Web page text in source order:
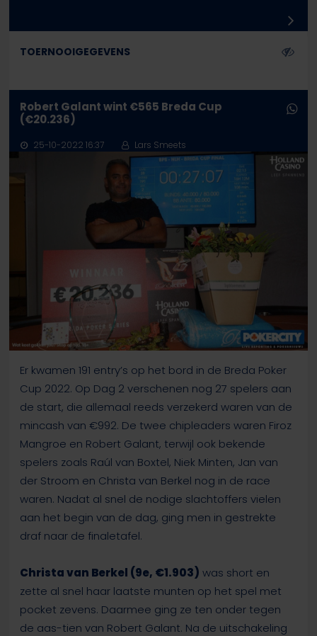
TOERNOOIGEGEVENS
Robert Galant wint €565 Breda Cup
(€20.236)
25-10-2022 16:37 Lars Smeets
Er kwamen 191 entry’s op het bord in de Breda Poker
Cup 2022. Op Dag 2 verschenen nog 27 spelers aan
de start, die allemaal reeds verzekerd waren van de
mincash van €992. De twee chipleaders waren Firoz
Mangroe en Robert Galant, terwijl ook bekende
spelers zoals Raúl van Boxtel, Niek Minten, Jan van
der Stroom en Christa van Berkel nog in de race
waren. Nadat al snel de nodige slachtoffers vielen
aan het begin van de dag, ging men in gestrekte
draf naar de finaletafel.
Christa van Berkel (9e, €1.903) was short en
zette al snel haar laatste munten op het spel met
pocket zevens. Daarmee ging ze ten onder tegen
de aas-tien van Robert Galant. Na de uitschakeling